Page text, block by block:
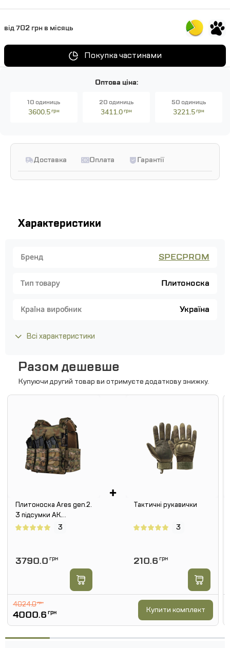
від 702 грн в місяць
Покупка частинами
Оптова ціна:
10 одиниць
3600.5грн
20 одиниць
3411.0грн
50 одиниць
3221.5грн
Доставка Оплата Гарантії
Характеристики
Бренд SPECPROM
Тип товару Плитоноска
Країна виробник Україна
Всі характеристики
Разом дешевше
Купуючи другий товар ви отримуєте додаткову знижку.
Плитоноска Ares gen.2.
3 підсумки АК.
Мультикам.
3
3790.0 грн
+
Тактичні рукавички
3
210.6 грн
4024.0грн
4000.6 грн Купити комплект